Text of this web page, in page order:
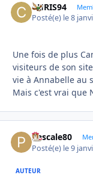
CHRIS94
Posté(e) le 8
Une fois de plus
visiteurs de son
vie à Annabelle au
Mais c'est vrai que
Pascale80
Posté(e) le 9
AUTEUR